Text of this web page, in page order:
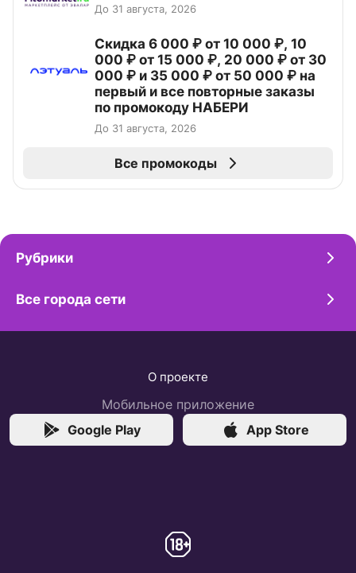
До 31 августа, 2026
Скидка 6 000 ₽ от 10 000 ₽, 10
000 ₽ от 15 000 ₽, 20 000 ₽ от 30
000 ₽ и 35 000 ₽ от 50 000 ₽ на
первый и все повторные заказы
по промокоду НАБЕРИ
До 31 августа, 2026
Все промокоды
Рубрики
Все города сети
О проекте
Мобильное приложение
Google Play
App Store